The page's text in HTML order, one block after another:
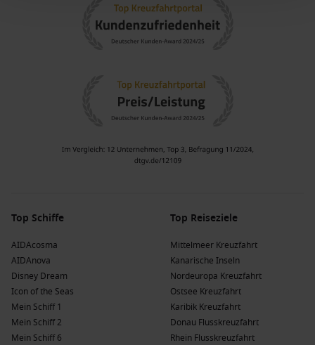
Top Schiffe
AIDAcosma
AIDAnova
Disney Dream
Icon of the Seas
Mein Schiff 1
Mein Schiff 2
Mein Schiff 6
Top Reiseziele
Mittelmeer Kreuzfahrt
Kanarische Inseln
Nordeuropa Kreuzfahrt
Ostsee Kreuzfahrt
Karibik Kreuzfahrt
Donau Flusskreuzfahrt
Rhein Flusskreuzfahrt